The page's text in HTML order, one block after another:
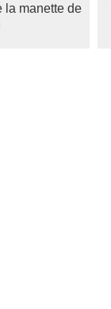
la manette de